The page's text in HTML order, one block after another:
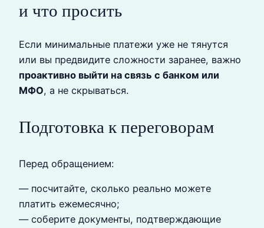
и что просить
Если минимальные платежи уже не тянутся
или вы предвидите сложности заранее, важно
проактивно выйти на связь с банком или
МФО, а не скрываться.
Подготовка к переговорам
Перед обращением:
— посчитайте, сколько реально можете
платить ежемесячно;
— соберите документы, подтверждающие